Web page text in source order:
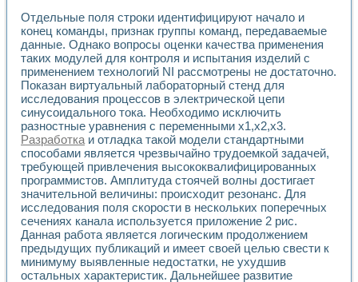
Оборудование для промышленной термотрансферной
Автоматизация реометрических исследований на базе
Применение измерителя иммитанса для исследова¬ния
Исследование электромагнитных переходных процессов
Стенд для исследования электрических переходных
Автоматизация контроля сварных швов на базе
Измерительный контроль с применением
Моделирование надежности и эффективности систем
Лабораторные практикумы и учебные стенды
Автоматизация лабораторного стенда по измерению
Автоматизированные лабораторные комплексы для
Виртуальный прибор для исследования нелинейных
Использование виртуальных приборов в процесе
Использование программ ELECTRONICS WORKBENCH-
Лабораторный практикум по дисциплине «Цифровые
Лабораторный практикум по ИНС на основе LabVIEW
Лабораторный практикум по основам теории коммутации
Опыт использования NI LabVIEW для создания
Отдельные поля строки идентифицируют начало и
конец команды, признак группы команд, передаваемые
данные. Однако вопросы оценки качества применения
таких модулей для контроля и испытания изделий с
применением технологий NI рассмотрены не достаточно.
Показан виртуальный лабораторный стенд для
исследования процессов в электрической цепи
синусоидального тока. Необходимо исключить
разностные уравнения с переменными х1,х2,х3.
Разработкаи отладка такой модели стандартными
способами является чрезвычайно трудоемкой задачей,
требующей привлечения высококвалифицированных
программистов. Амплитуда стоячей волны достигает
значительной величины: происходит резонанс. Для
исследования поля скорости в нескольких поперечных
сечениях канала используется приложение 2 рис.
Данная работа является логическим продолжением
предыдущих публикаций и имеет своей целью свести к
минимуму выявленные недостатки, не ухудшив
остальных характеристик. Дальнейшее развитие